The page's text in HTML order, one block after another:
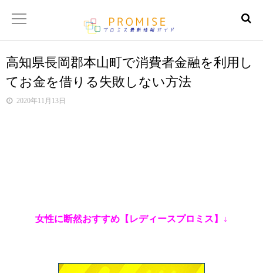
返済金額シュミレーター
【サイトマップ】
高知県長岡郡本山町で消費者金融を利用し
てお金を借りる失敗しない方法
2020年11月13日
女性に断然おすすめ【レディースプロミス】↓